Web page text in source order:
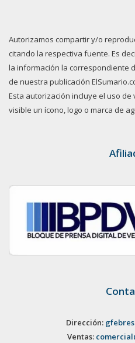
Autorizamos compartir y/o
citando la respectiva fuente. Es
la información la correspondiente
de nuestra publicación
Esta autorización incluye el uso
visible un ícono, logo o marca de
Dirección:
Ventas: